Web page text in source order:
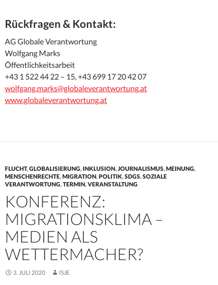
Rückfragen & Kontakt:
AG Globale Verantwortung
Wolfgang Marks
Öffentlichkeitsarbeit
+43 1 522 44 22 – 15, +43 699 17 20 42 07
wolfgang.marks@globaleverantwortung.at
www.globaleverantwortung.at
FLUCHT,GLOBALISIERUNG, INKLUSION,JOURNALISMUS,MEINUNG,
MENSCHENRECHTE,MIGRATION,POLITIK,SDGS,SOZIALE
VERANTWORTUNG,TERMIN,VERANSTALTUNG
KONFERENZ:
MIGRATIONSKLIMA –
MEDIEN ALS
WETTERMACHER?
3. JULI 2020 ISJE